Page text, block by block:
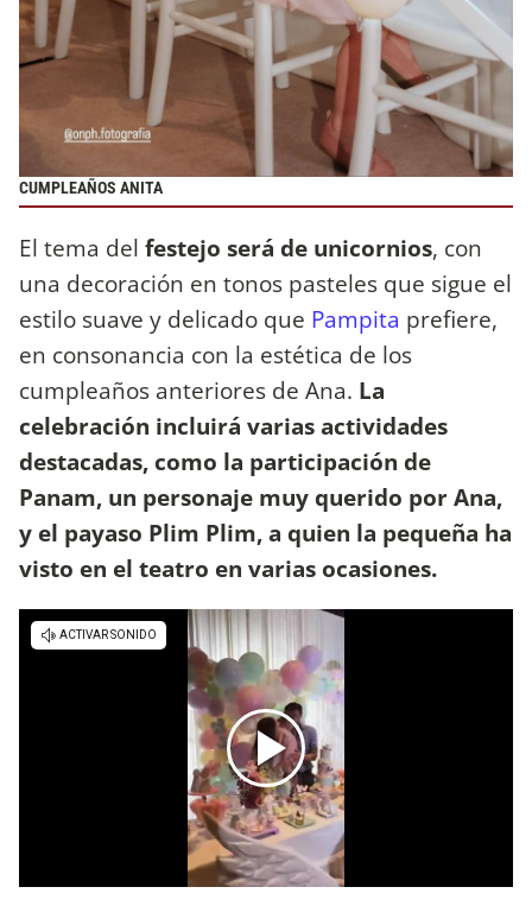
CUMPLEAÑOS ANITA
El tema del festejo será de unicornios, con
una decoración en tonos pasteles que sigue el
estilo suave y delicado que Pampita prefiere,
en consonancia con la estética de los
cumpleaños anteriores de Ana. La
celebración incluirá varias actividades
destacadas, como la participación de
Panam, un personaje muy querido por Ana,
y el payaso Plim Plim, a quien la pequeña ha
visto en el teatro en varias ocasiones.